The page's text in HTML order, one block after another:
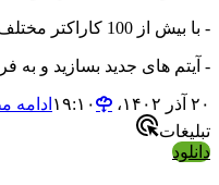
مختلف بازی کنید.
های جدید بسازید و به فروش
ادامه مطلب